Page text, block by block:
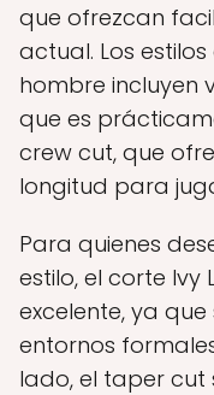
que ofrezcan
actual. Los
hombre incluyen
que es
crew cut, que
longitud para
Para quienes
estilo, el corte Ivy
excelente, ya
entornos
lado, el taper